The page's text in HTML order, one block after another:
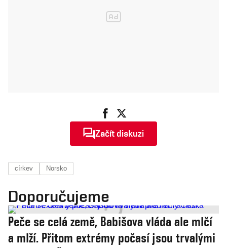
Začít diskuzi
církev Norsko
Doporučujeme
Peče se celá země, Babišova vláda ale mlčí
a mlží. Přitom extrémy počasí jsou trvalými